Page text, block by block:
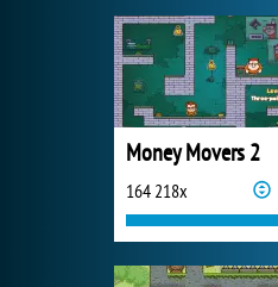
Money Movers 2
164 218x